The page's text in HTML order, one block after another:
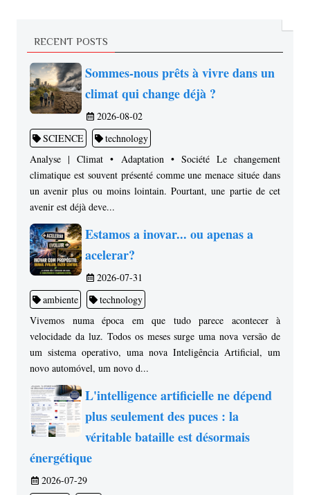
RECENT POSTS
Sommes-nous prêts à vivre dans un
climat qui change déjà ?
2026-08-02
SCIENCE
technology
Analyse | Climat • Adaptation • Société Le changement
climatique est souvent présenté comme une menace située dans
un avenir plus ou moins lointain. Pourtant, une partie de cet
avenir est déjà deve...
Estamos a inovar... ou apenas a
acelerar?
2026-07-31
ambiente
technology
Vivemos numa época em que tudo parece acontecer à
velocidade da luz. Todos os meses surge uma nova versão de
um sistema operativo, uma nova Inteligência Artificial, um
novo automóvel, um novo d...
L'intelligence artificielle ne dépend
plus seulement des puces : la
véritable bataille est désormais
énergétique
2026-07-29